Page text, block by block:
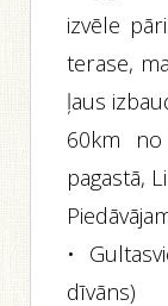
izvēle
terase,
ļaus
60km no
pagastā,
•
dīvāns)